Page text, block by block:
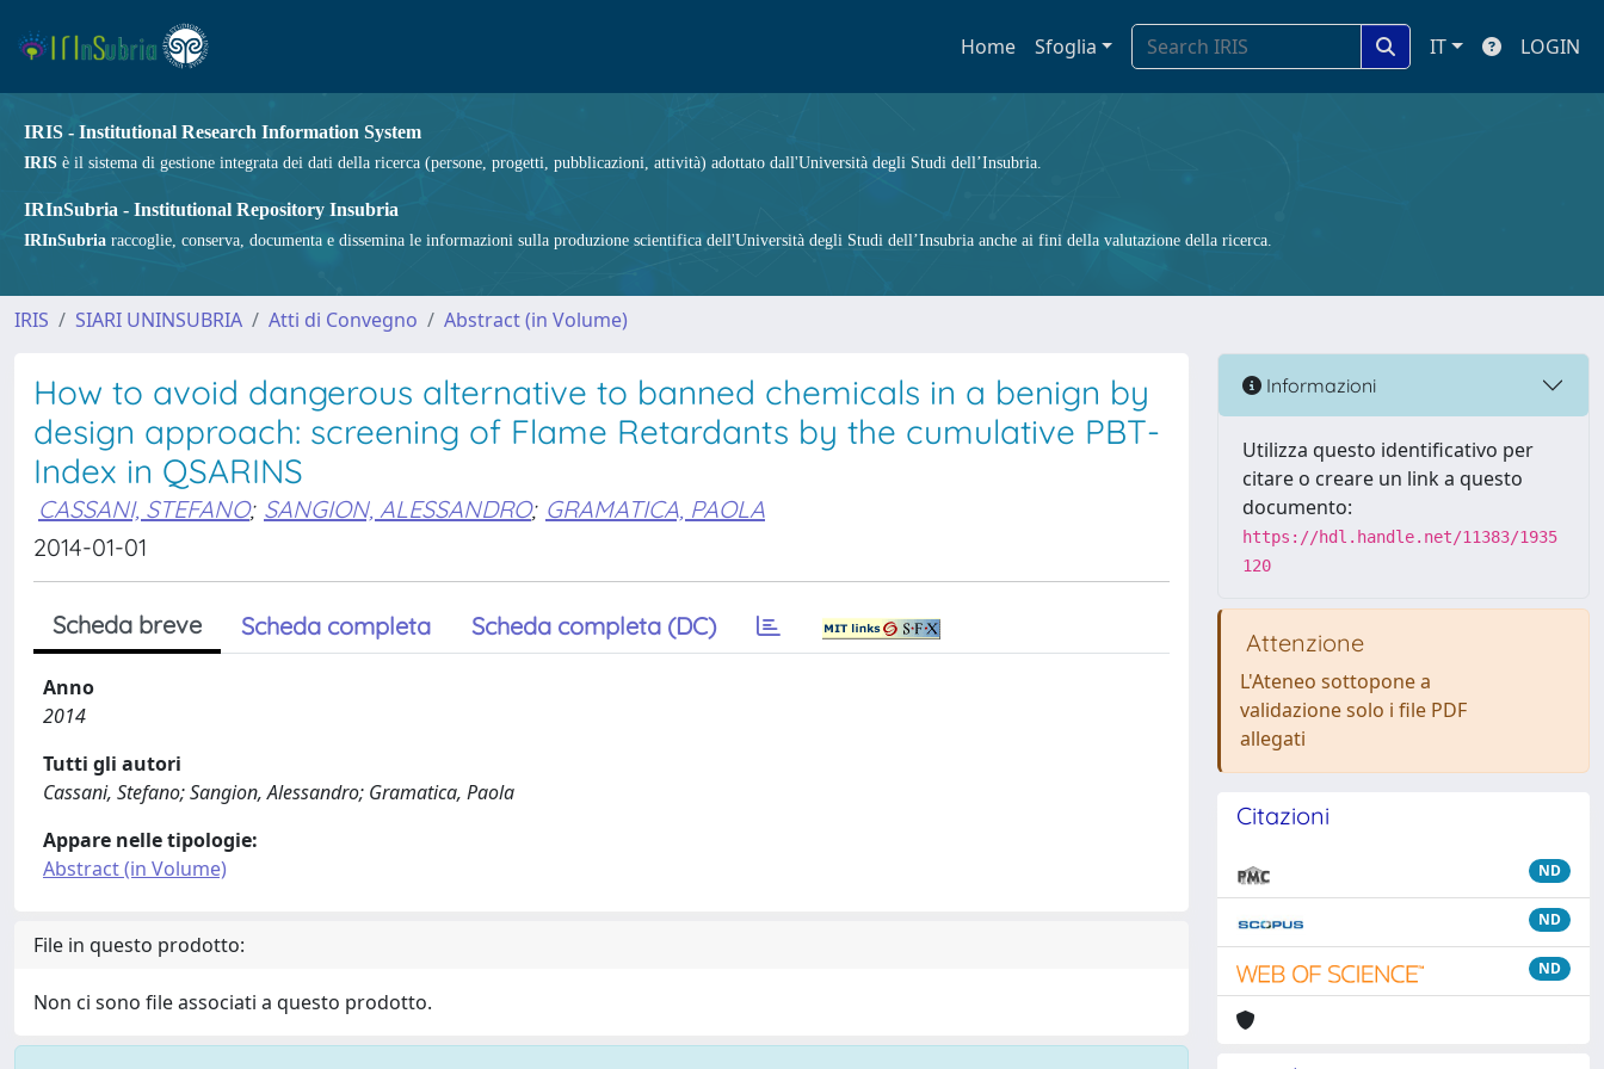
Home Sfoglia IT LOGIN
IRIS - Institutional Research Information System
IRIS è il sistema di gestione integrata dei dati della ricerca (persone, progetti, pubblicazioni, attività) adottato dall'Università degli Studi dell’Insubria.
IRInSubria - Institutional Repository Insubria
IRInSubria raccoglie, conserva, documenta e dissemina le informazioni sulla produzione scientifica dell'Università degli Studi dell’Insubria anche ai fini della valutazione della ricerca.
IRIS SIARI UNINSUBRIA Atti di Convegno Abstract (in Volume)
How to avoid dangerous alternative to banned chemicals in a benign by
design approach: screening of Flame Retardants by the cumulative PBT-
Index in QSARINS
CASSANI, STEFANO; SANGION, ALESSANDRO; GRAMATICA, PAOLA
2014-01-01
Scheda breve Scheda completa Scheda completa (DC)
Anno
2014
Tutti gli autori
Cassani, Stefano; Sangion, Alessandro; Gramatica, Paola
Appare nelle tipologie:
Abstract (in Volume)
File in questo prodotto:
Non ci sono file associati a questo prodotto.
Informazioni
Utilizza questo identificativo per
citare o creare un link a questo
documento:
https://hdl.handle.net/11383/1935
120
Attenzione
L'Ateneo sottopone a
validazione solo i file PDF
allegati
Citazioni
ND
ND
ND